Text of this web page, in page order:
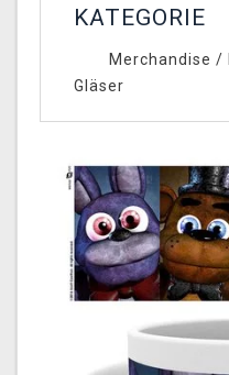
KATEGORIE
Merchandise /
Gläser